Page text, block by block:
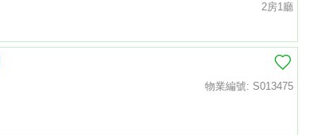
2房1廳
物業編號: S013475